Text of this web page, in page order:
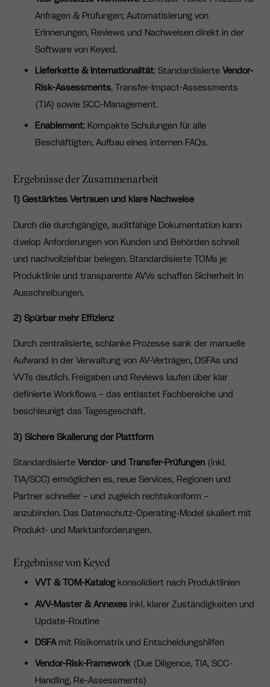
Anfragen & Prüfungen; Automatisierung von
Erinnerungen, Reviews und Nachweisen direkt in der
Software von Keyed.
Lieferkette & Internationalität: StandardisierteVendor-
Risk-Assessments, Transfer-Impact-Assessments
(TIA) sowie SCC-Management.
Enablement: Kompakte Schulungen für alle
Beschäftigten, Aufbau eines internen FAQs.
Ergebnisse der Zusammenarbeit
1) Gestärktes Vertrauen und klare Nachweise
Durch die durchgängige, auditfähige Dokumentation kann
d.velop Anforderungen von Kunden und Behörden schnell
und nachvollziehbar belegen. Standardisierte TOMs je
Produktlinie und transparente AVVs schaffen Sicherheit in
Ausschreibungen.
2) Spürbar mehr Effizienz
Durch zentralisierte, schlanke Prozesse sank der manuelle
Aufwand in der Verwaltung von AV-Verträgen, DSFAs und
VVTs deutlich. Freigaben und Reviews laufen über klar
definierte Workflows – das entlastet Fachbereiche und
beschleunigt das Tagesgeschäft.
3) Sichere Skalierung der Plattform
StandardisierteVendor- und Transfer-Prüfungen (inkl.
TIA/SCC) ermöglichen es, neue Services, Regionen und
Partner schneller – und zugleich rechtskonform –
anzubinden. Das Datenschutz-Operating-Model skaliert mit
Produkt- und Marktanforderungen.
Ergebnisse von Keyed
VVT & TOM-Katalogkonsolidiert nach Produktlinien
AVV-Master & Annexes inkl. klarer Zuständigkeiten und
Update-Routine
DSFAmit Risikomatrix und Entscheidungshilfen
Vendor-Risk-Framework (Due Diligence, TIA, SCC-
Handling, Re-Assessments)